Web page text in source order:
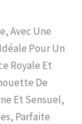
Avec Une
Pour Un
Royale Et
De
Et Sensuel,
Parfaite